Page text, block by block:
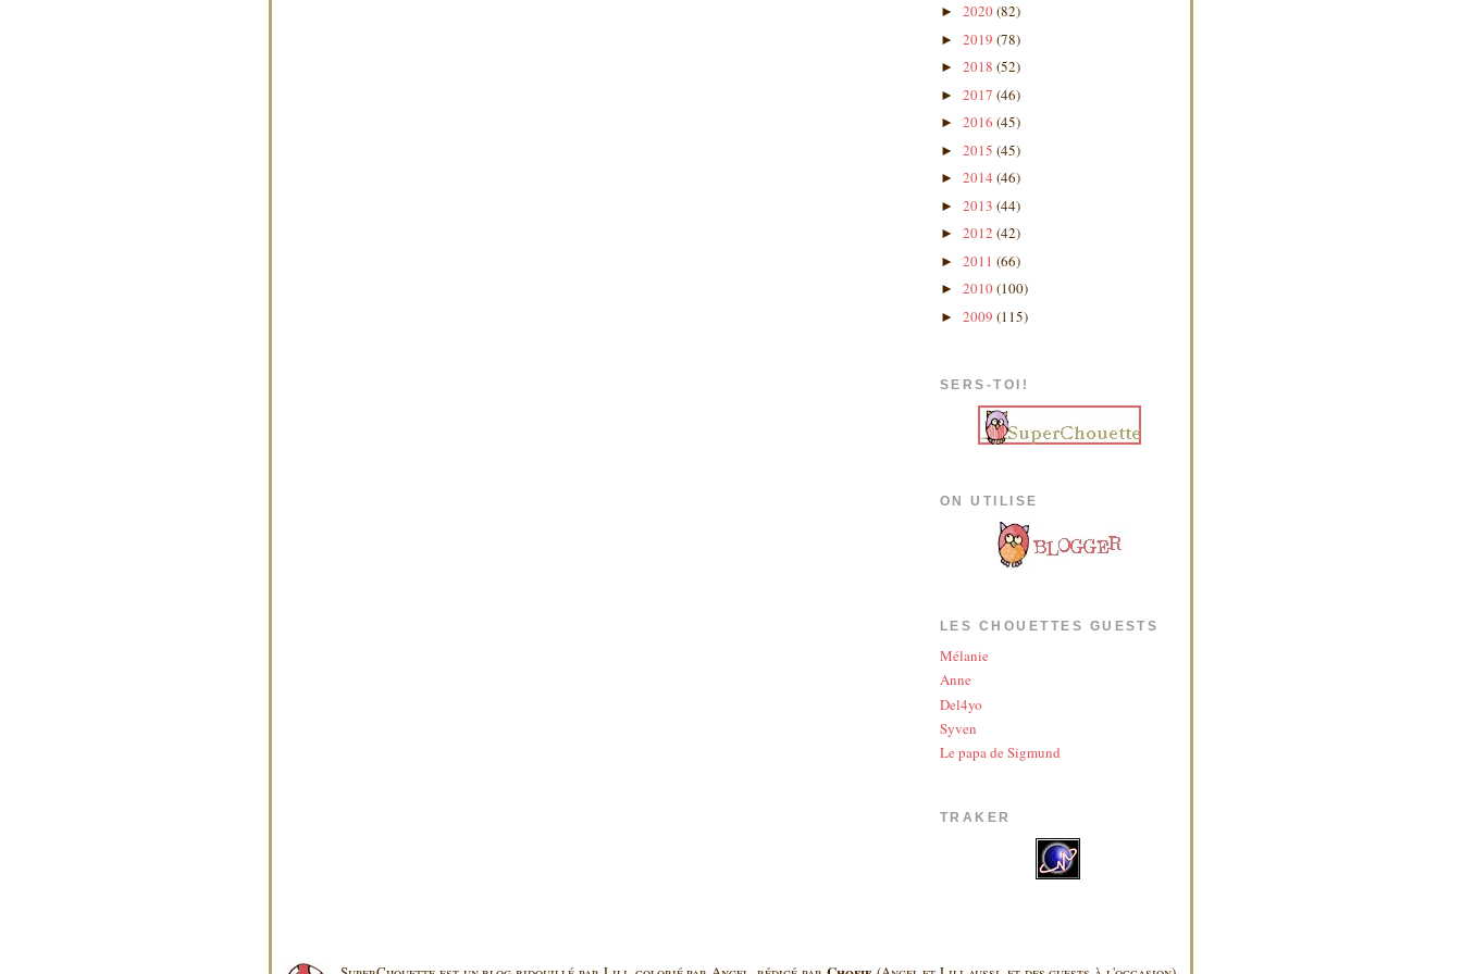
► 2020(82)
► 2019 (78)
► 2018 (52)
► 2017 (46)
► 2016 (45)
► 2015 (45)
► 2014 (46)
► 2013 (44)
► 2012 (42)
► 2011 (66)
► 2010(100)
► 2009 (115)
SERS-TOI!
ON UTILISE
LES CHOUETTES GUESTS
Mélanie
Anne
Del4yo
Syven
Le papa de Sigmund
TRAKER